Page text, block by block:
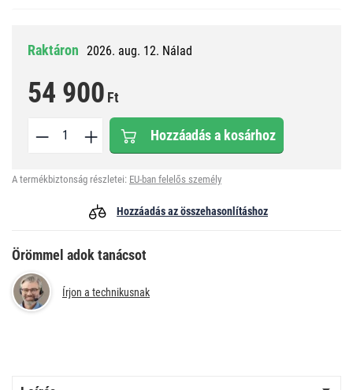
Raktáron 2026. aug. 12. Nálad
54 900 Ft
Hozzáadás a kosárhoz
A termékbiztonság részletei: EU-ban felelős személy
Hozzáadás az összehasonlításhoz
Örömmel adok tanácsot
Írjon a technikusnak